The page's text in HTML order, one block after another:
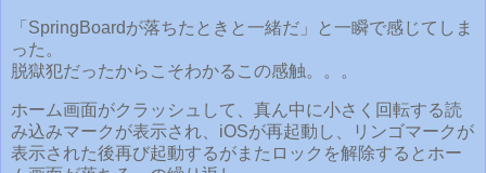
「SpringBoardが落ちたときと一緒だ」と一瞬で感じてしま
った。
脱獄犯だったからこそわかるこの感触。。。
ホーム画面がクラッシュして、真ん中に小さく回転する読
み込みマークが表示され、iOSが再起動し、リンゴマークが
表示された後再び起動するがまたロックを解除するとホー